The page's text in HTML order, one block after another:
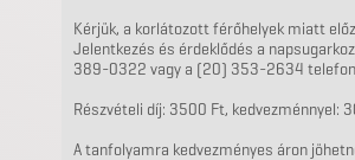
Kérjük, a korlátozott férőhelyek miatt
Jelentkezés és érdeklődés a
389-0322 vagy a (20) 353-2634
Részvételi díj: 3500 Ft, kedvezménnyel:
A tanfolyamra kedvezményes áron